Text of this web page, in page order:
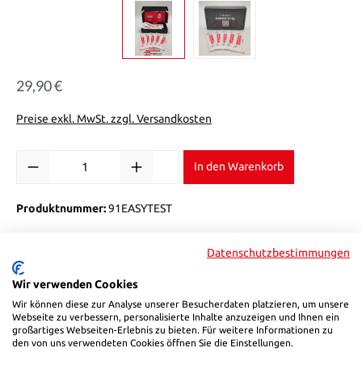
Regulärer Preis:
29,90 €
Preise exkl. MwSt. zzgl. Versandkosten
In den Warenkorb
Produktnummer:91EASYTEST
Beschreibung
• Flüssigreiniger für den schnellen und einfachen Farb- und
Materialwechsel.• 20g ausreichend für kleinere Maschinen bis
200t• Saubere Farbwechsel mit nur 1Kg Folgematerial• Für
größere Maschinen in 300 ml und 1000 ml Flasche mit
Dossierkappe erhältlich.• Sehr hohe Effizienz 1000 ml haben
Datenschutzbestimmungen
Wir verwenden Cookies
Wir können diese zur Analyse unserer Besucherdaten platzieren, um unsere
Webseite zu verbessern, personalisierte Inhalte anzuzeigen und Ihnen ein
großartiges Webseiten-Erlebnis zu bieten. Für weitere Informationen zu
den von uns verwendeten Cookies öffnen Sie die Einstellungen.